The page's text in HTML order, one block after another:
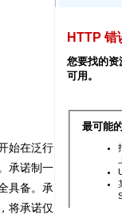
始在泛行
承诺制一
具备。承
将承诺仅